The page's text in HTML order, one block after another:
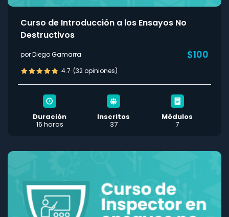
Curso de Introducción a los Ensayos No
Destructivos
por Diego Gamarra $100
4.7 (32 opiniones)
Duración
16 horas
Inscritos
37
Módulos
7